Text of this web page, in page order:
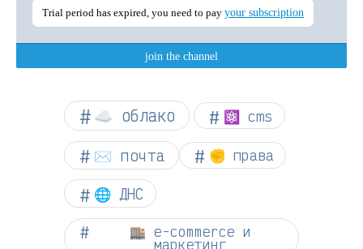
☁︎ облако ⚛ cms
✉️ почта ✊ права
🌐 ДНС
🏬 e-commerce и
маркетинг